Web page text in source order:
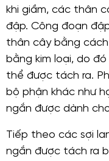
khi giầm, các thân
đập. Công đoạn
thân cây bằng
bằng kim loại, do
thể được tách ra.
bộ phận khác như
ngắn được dành
Tiếp theo các sợi
ngắn được tách ra